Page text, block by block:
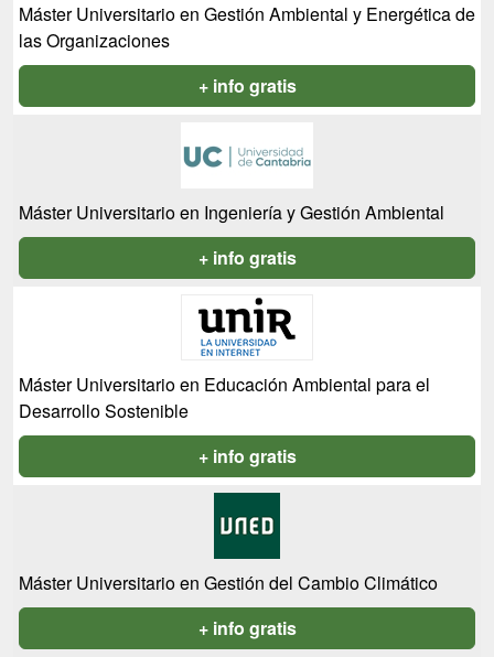
Máster Universitario en Gestión Ambiental y Energética de
las Organizaciones
+ info gratis
Máster Universitario en Ingeniería y Gestión Ambiental
+ info gratis
Máster Universitario en Educación Ambiental para el
Desarrollo Sostenible
+ info gratis
Máster Universitario en Gestión del Cambio Climático
+ info gratis